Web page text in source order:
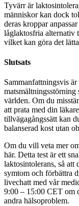
Tyvärr är
människor kan dock
deras kroppar
låglaktosfria alternativ
vilket kan göra det
Slutsats
Sammanfattningsvis
världen. Om du
att prata med din
tillvägagångssätt kan
balanserad kost utan
Om du vill veta mer
här. Detta test är ett
laktosintolerans, så att
symtom och förbättra
livechatt med vår
9:00 – 15:00 CET om
andra hälsoproblem.